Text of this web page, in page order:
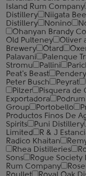
Island Rum Company
Distillery
Niigata
Distillery
Nonino
Ohanyan Brandy
Old Pulteney
Oliver
Brewery
Otard
Palavani
Palenque
Stromu
Pallini
Peat's Beast
Peter Busch
Peyrat
Pilzer
Pisquera de
Exportadora
Group
Portobello
Productos Finos De
Spirits
Puni Distillery
Limited
R & J
Radico Khaitan
Rhea Distilleries
Sons
Rogue Society
Rum Company